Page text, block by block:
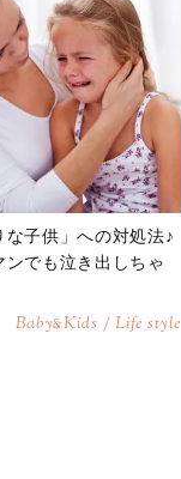
な子供」への対処法♪
ンでも泣き出しちゃ
Baby&Kids / Life style